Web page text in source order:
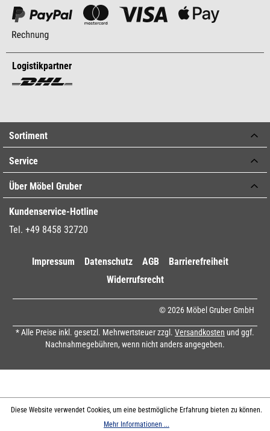
Logistikpartner
Sortiment
Service
Über Möbel Gruber
Kundenservice-Hotline
Tel. +49 8458 32720
Impressum Datenschutz AGB
Barrierefreiheit
Widerrufsrecht
© 2026 Möbel Gruber GmbH
* Alle Preise inkl. gesetzl. Mehrwertsteuer zzgl. Versandkosten und ggf.
Nachnahmegebühren, wenn nicht anders angegeben.
Diese Website verwendet Cookies, um eine bestmögliche Erfahrung bieten zu können.
Mehr Informationen ...